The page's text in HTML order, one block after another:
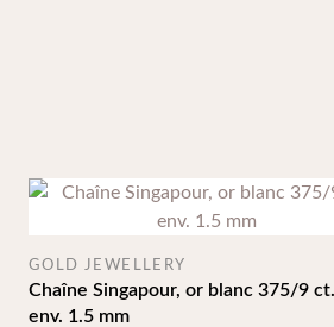
Chaîne Singapour, or blanc 375/9
env. 1.5 mm
GOLD JEWELLERY